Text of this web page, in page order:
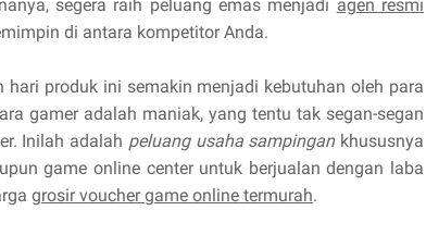
segera raih peluang emas menjadi agen resmi
di antara kompetitor Anda.
hari produk ini semakin menjadi kebutuhan oleh para
gamer adalah maniak, yang tentu tak segan-segan
Inilah adalah peluang usaha sampingankhususnya
game online center untuk berjualan dengan laba
grosir voucher game online termurah.